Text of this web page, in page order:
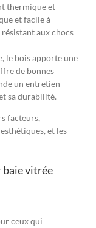
thermique et
et facile à
aux chocs
le bois apporte une
de bonnes
un entretien
sa durabilité.
facteurs,
et les
baie vitrée
ceux qui